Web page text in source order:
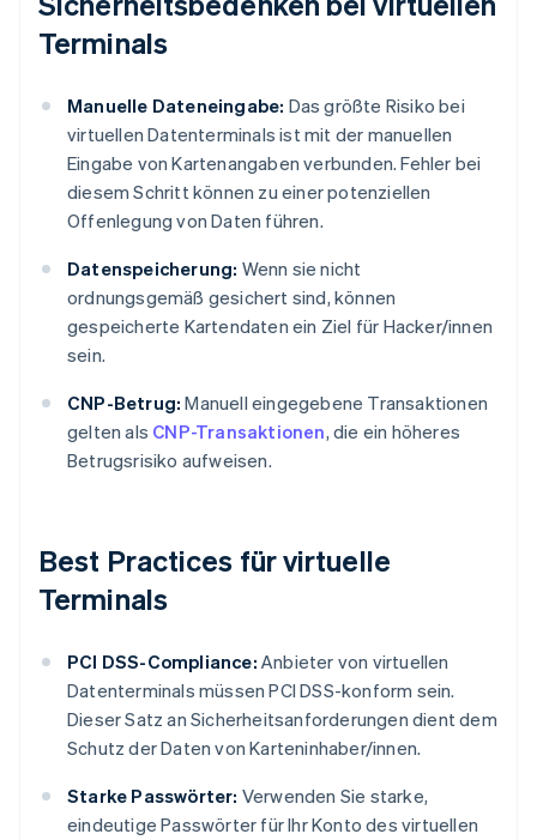
Terminals
Manuelle Dateneingabe: Das größte Risiko bei
virtuellen Datenterminals ist mit der manuellen
Eingabe von Kartenangaben verbunden. Fehler bei
diesem Schritt können zu einer potenziellen
Offenlegung von Daten führen.
Datenspeicherung: Wenn sie nicht
ordnungsgemäß gesichert sind, können
gespeicherte Kartendaten ein Ziel für Hacker/innen
sein.
CNP-Betrug: Manuell eingegebene Transaktionen
gelten als CNP-Transaktionen, die ein höheres
Betrugsrisiko aufweisen.
Best Practices für virtuelle
Terminals
PCI DSS-Compliance: Anbieter von virtuellen
Datenterminals müssen PCI DSS-konform sein.
Dieser Satz an Sicherheitsanforderungen dient dem
Schutz der Daten von Karteninhaber/innen.
Starke Passwörter: Verwenden Sie starke,
eindeutige Passwörter für Ihr Konto des virtuellen